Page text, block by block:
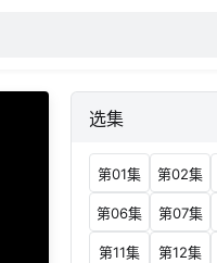
选集
第01集 第02集
第06集 第07集
第11集 第12集